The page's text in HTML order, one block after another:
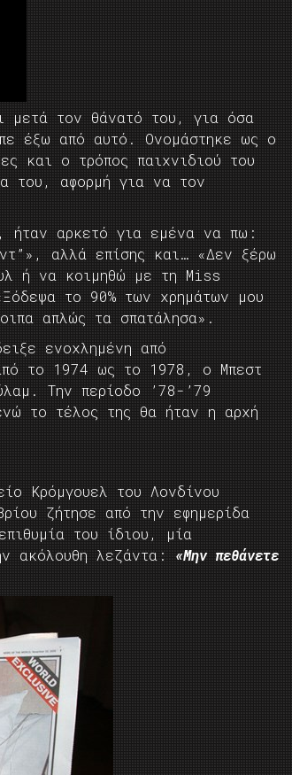
μετά τον θάνατό του, για όσα
έξω από αυτό. Ονομάστηκε ως ο
και ο τρόπος παιχνιδιού του
του, αφορμή για να τον
ήταν αρκετό για εμένα να πω:
αλλά επίσης και… «Δεν ξέρω
ή να κοιμηθώ με τη Miss
το 90% των χρημάτων μου
απλώς τα σπατάλησα».
ενοχλημένη από
το 1974 ως το 1978, ο Μπεστ
Την περίοδο ’78-’79
το τέλος της θα ήταν η αρχή
Κρόμγουελ του Λονδίνου
ζήτησε από την εφημερίδα
του ίδιου, μία
ακόλουθη λεζάντα: «Μην πεθάνετε